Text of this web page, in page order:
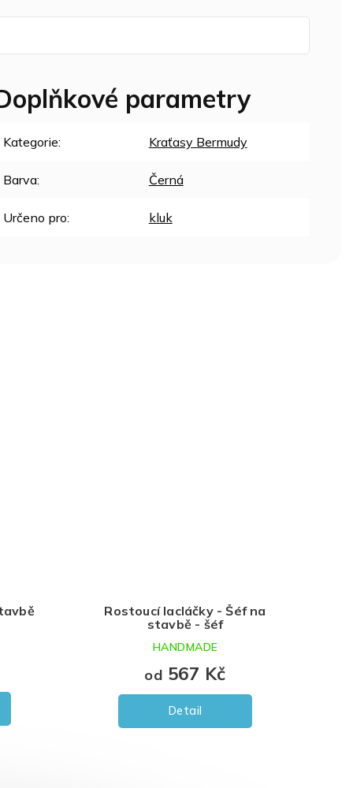
Rostoucí lacláčky - Šéf na
stavbě - šéf
od 567 Kč
Detail
HANDMADE
parametry
Kategorie: Kraťasy Bermudy
Barva: Černá
Určeno pro: kluk